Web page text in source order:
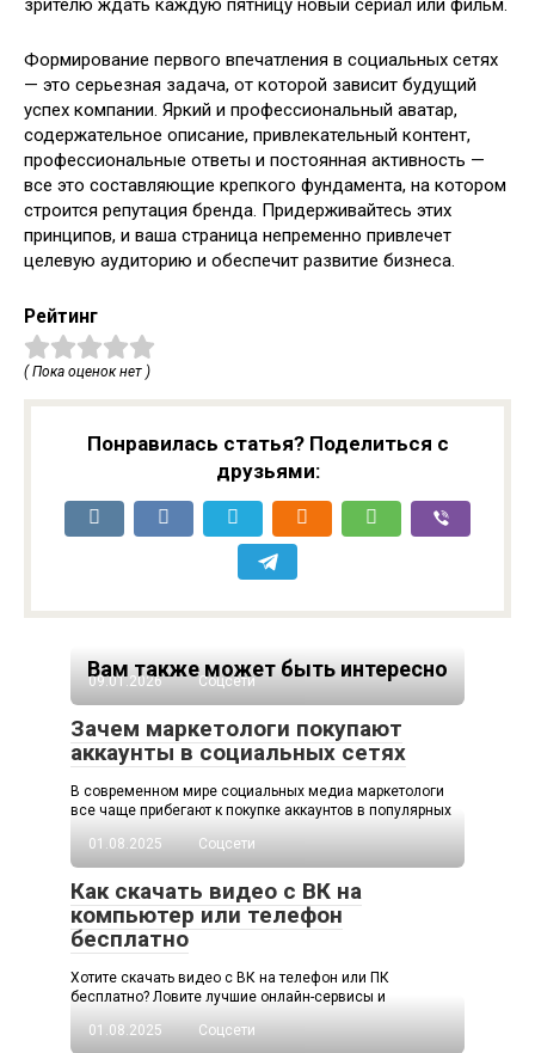
зрителю ждать каждую пятницу новый сериал или фильм.
Формирование первого впечатления в социальных сетях
— это серьезная задача, от которой зависит будущий
успех компании. Яркий и профессиональный аватар,
содержательное описание, привлекательный контент,
профессиональные ответы и постоянная активность —
все это составляющие крепкого фундамента, на котором
строится репутация бренда. Придерживайтесь этих
принципов, и ваша страница непременно привлечет
целевую аудиторию и обеспечит развитие бизнеса.
Рейтинг
( Пока оценок нет )
Понравилась статья? Поделиться с
друзьями:
Вам также может быть интересно
09.01.2026 Соцсети
Зачем маркетологи покупают
аккаунты в социальных сетях
В современном мире социальных медиа маркетологи
все чаще прибегают к покупке аккаунтов в популярных
01.08.2025
Соцсети
Как скачать видео с ВК на
компьютер или телефон
бесплатно
Хотите скачать видео с ВК на телефон или ПК
бесплатно? Ловите лучшие онлайн-сервисы и
01.08.2025
Соцсети